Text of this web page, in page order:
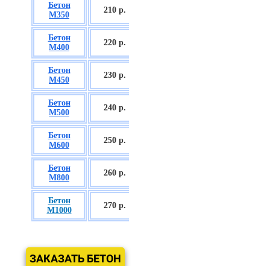
Бетон
М350
210 р.
Бетон
М400
220 р.
Бетон
М450
230 р.
Бетон
М500
240 р.
Бетон
М600
250 р.
Бетон
М800
260 р.
Бетон
М1000
270 р.
ЗАКАЗАТЬ БЕТОН